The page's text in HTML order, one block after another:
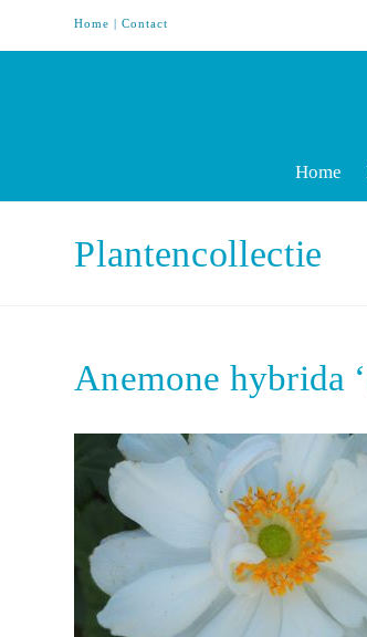
Home |Contact
Home
Plantencollectie
Anemone hybrida